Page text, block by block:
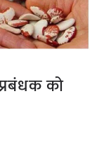
को